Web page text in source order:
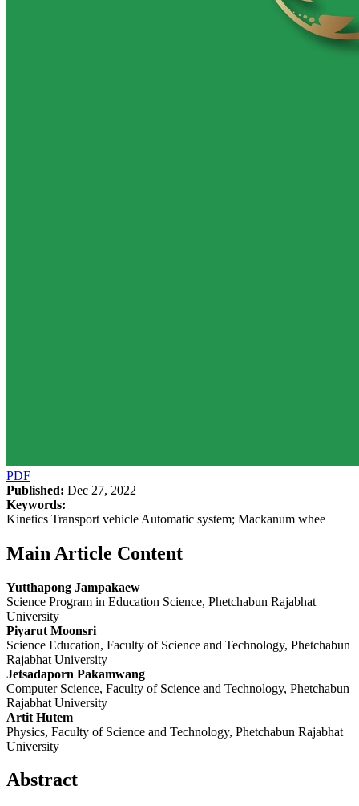
PDF
Published: Dec 27, 2022
Keywords:
Kinetics Transport vehicle Automatic system; Mackanum whee
Main Article Content
Yutthapong Jampakaew
Science Program in Education Science, Phetchabun Rajabhat
University
Piyarut Moonsri
Science Education, Faculty of Science and Technology, Phetchabun
Rajabhat University
Jetsadaporn Pakamwang
Computer Science, Faculty of Science and Technology, Phetchabun
Rajabhat University
Artit Hutem
Physics, Faculty of Science and Technology, Phetchabun Rajabhat
University
Abstract